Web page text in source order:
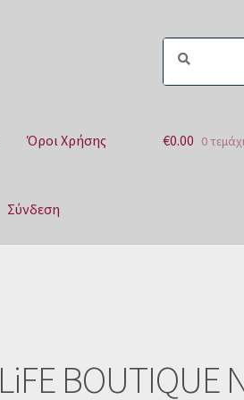
Όροι Χρήσης
Σύνδεση
€0.00 0
LiFE BOUTIQUE